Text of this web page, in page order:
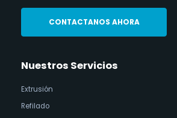
CONTACTANOS AHORA
Nuestros Servicios
Extrusión
Refilado